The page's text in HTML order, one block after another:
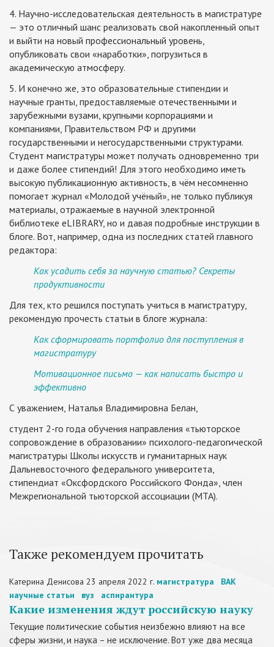
4. Научно-исследовательская деятельность в магистратуре
— это отличный шанс реализовать свой накопленный опыт
и выйти на новый профессиональный уровень,
опубликовать свои «наработки», погрузиться в
академическую атмосферу.
5. И конечно же, это образовательные стипендии и
научные гранты, предоставляемые отечественными и
зарубежными вузами, крупными корпорациями и
компаниями, Правительством РФ и другими
государственными и негосударственными структурами.
Студент магистратуры может получать одновременно три
и даже более стипендий! Для этого необходимо иметь
высокую публикационную активность, в чём несомненно
помогает журнал «Молодой учёный», не только публикуя
материалы, отражаемые в научной электронной
библиотеке eLIBRARY, но и давая подробные инструкции в
блоге. Вот, например, одна из последних статей главного
редактора:
Как усадить себя за научную статью? Секреты
продуктивности
Для тех, кто решился поступать учиться в магистратуру,
рекомендую прочесть статьи в блоге журнала:
Как сформировать портфолио для поступления в
магистратуру
Мотивационное письмо — как написать быстро и
эффективно
С уважением, Наталья Владимировна Белан,
студент 2-го года обучения направления «тьюторское
сопровождение в образовании» психолого-педагогической
магистратуры Школы искусств и гуманитарных наук
Дальневосточного федерального университета,
стипендиат «Оксфордского Российского Фонда», член
Межрегиональной тьюторской ассоциации (МТА).
Также рекомендуем прочитать
Катерина Денисова 23 апреля 2022 г. магистратура
ВАК
научные статьи
вуз аспирантура
Какие изменения ждут российскую науку
Текущие политические события неизбежно влияют на все
сферы жизни, и наука – не исключение. Вот уже два месяца